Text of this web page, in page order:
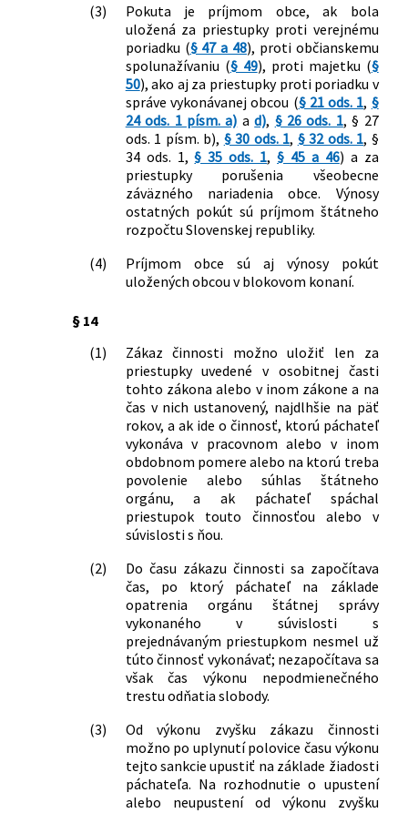
č. 513/2009 Z. z. o dráhach a o zmene a
doplnení niektorých zákonov a ktorým
sa menia a dopĺňajú niektoré zákony
547/2010 Z. z.
Zákon o začlenení Železničnej polície
do Policajného zboru a o zmene a
doplnení niektorých zákonov
313/2011 Z. z.
Zákon, ktorým sa mení a dopĺňa zákon
č. 8/2009 Z. z. o cestnej premávke a o
zmene a doplnení niektorých zákonov
v znení neskorších predpisov a ktorým
sa menia a dopĺňajú niektoré zákony
362/2011 Z. z.
Zákon o liekoch a zdravotníckych
pomôckach a o zmene a doplnení
niektorých zákonov
predpisov a o doplnení niektorých
zákonov
Zákon, ktorým sa mení a dopĺňa zákon
č. 281/1997 Z. z. o vojenských obvodoch
a zákon, ktorým sa mení zákon
Národnej rady Slovenskej republiky č.
222/1996 Z. z. o organizácii miestnej
štátnej správy a o zmene a doplnení
niektorých zákonov v znení neskorších
predpisov v znení neskorších predpisov
a ktorým sa menia a dopĺňajú niektoré
zákony
Zákon, ktorým sa mení zákon
Slovenskej národnej rady č. 372/1990
Zb. o priestupkoch v znení neskorších
predpisov
80/2013 Z. z.
Zákon, ktorým sa mení a dopĺňa zákon
č. 328/2002 Z. z. o sociálnom
zmene a doplnení niektorých zákonov
v znení neskorších predpisov a ktorým
sa menia a dopĺňajú niektoré zákony
Zákon o puncovníctve a skúšaní
(3)
Pokuta je príjmom obce, ak bola
uložená za priestupky proti verejnému
poriadku (§ 47 a 48), proti občianskemu
spolunažívaniu (§ 49), proti majetku (§
50), ako aj za priestupky proti poriadku v
správe vykonávanej obcou (§ 21 ods. 1, §
24 ods. 1 písm. a) ad), § 26 ods. 1, § 27
ods. 1 písm. b), § 30 ods. 1, § 32 ods. 1, §
34 ods. 1,§ 35 ods. 1,§ 45 a 46) a za
priestupky porušenia všeobecne
záväzného nariadenia obce. Výnosy
ostatných pokút sú príjmom štátneho
rozpočtu Slovenskej republiky.
(4)
Príjmom obce sú aj výnosy pokút
uložených obcou v blokovom konaní.
§ 14
(1)
Zákaz činnosti možno uložiť len za
priestupky uvedené v osobitnej časti
tohto zákona alebo v inom zákone a na
čas v nich ustanovený, najdlhšie na päť
rokov, a ak ide o činnosť, ktorú páchateľ
vykonáva v pracovnom alebo v inom
obdobnom pomere alebo na ktorú treba
povolenie alebo súhlas štátneho
orgánu, a ak páchateľ spáchal
priestupok touto činnosťou alebo v
súvislosti s ňou.
(2)
Do času zákazu činnosti sa započítava
čas, po ktorý páchateľ na základe
opatrenia orgánu štátnej správy
vykonaného v súvislosti s
prejednávaným priestupkom nesmel už
túto činnosť vykonávať; nezapočítava sa
však čas výkonu nepodmienečného
trestu odňatia slobody.
(3)
Od výkonu zvyšku zákazu činnosti
možno po uplynutí polovice času výkonu
tejto sankcie upustiť na základe žiadosti
páchateľa. Na rozhodnutie o upustení
alebo neupustení od výkonu zvyšku